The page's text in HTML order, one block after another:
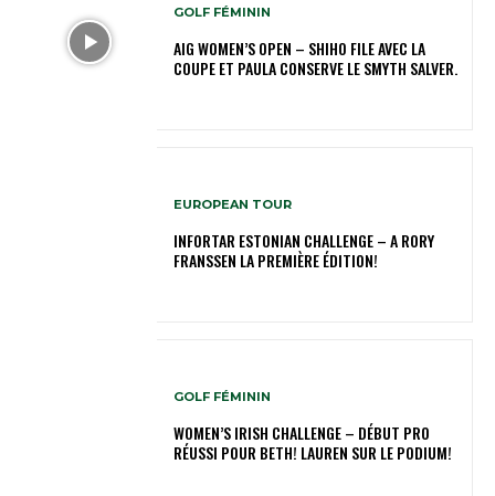
GOLF FÉMININ
AIG WOMEN’S OPEN – SHIHO FILE AVEC LA
COUPE ET PAULA CONSERVE LE SMYTH SALVER.
EUROPEAN TOUR
INFORTAR ESTONIAN CHALLENGE – A RORY
FRANSSEN LA PREMIÈRE ÉDITION!
GOLF FÉMININ
WOMEN’S IRISH CHALLENGE – DÉBUT PRO
RÉUSSI POUR BETH! LAUREN SUR LE PODIUM!